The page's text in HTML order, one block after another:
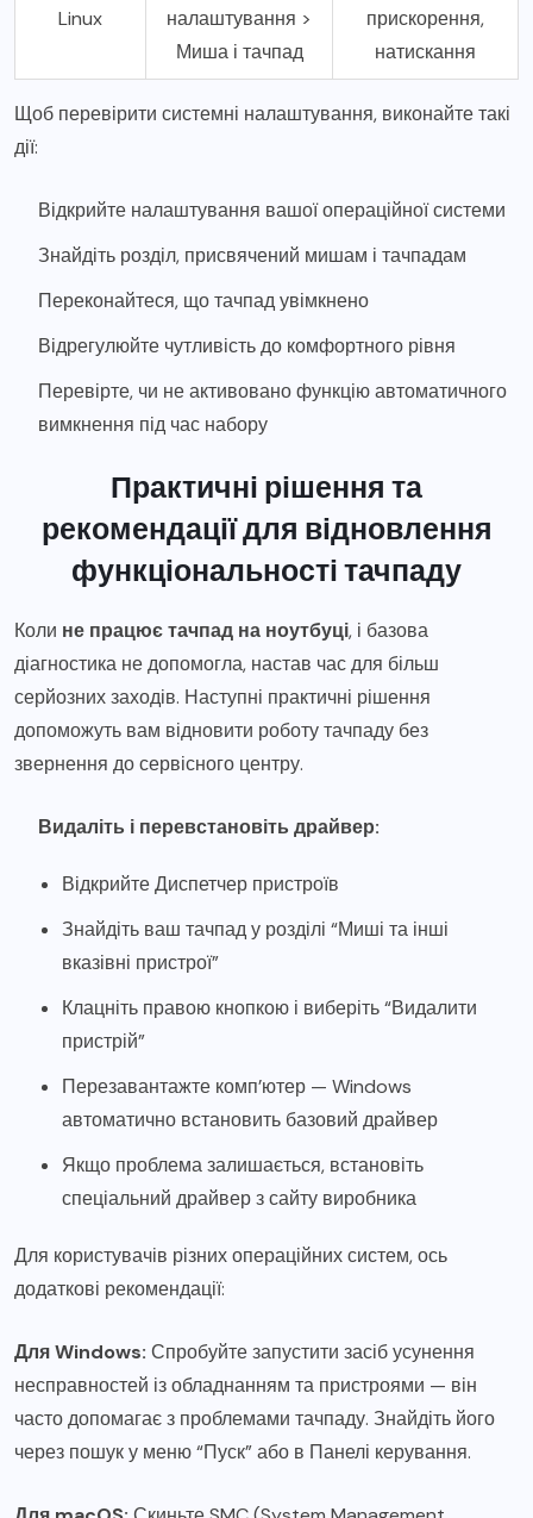
Linux
налаштування >
Миша і тачпад
прискорення,
натискання
Щоб перевірити системні налаштування, виконайте такі
дії:
Відкрийте налаштування вашої операційної системи
Знайдіть розділ, присвячений мишам і тачпадам
Переконайтеся, що тачпад увімкнено
Відрегулюйте чутливість до комфортного рівня
Перевірте, чи не активовано функцію автоматичного
вимкнення під час набору
Практичні рішення та
рекомендації для відновлення
функціональності тачпаду
Коли не працює тачпад на ноутбуці, і базова
діагностика не допомогла, настав час для більш
серйозних заходів. Наступні практичні рішення
допоможуть вам відновити роботу тачпаду без
звернення до сервісного центру.
Видаліть і перевстановіть драйвер:
Відкрийте Диспетчер пристроїв
Знайдіть ваш тачпад у розділі “Миші та інші
вказівні пристрої”
Клацніть правою кнопкою і виберіть “Видалити
пристрій”
Перезавантажте комп’ютер — Windows
автоматично встановить базовий драйвер
Якщо проблема залишається, встановіть
спеціальний драйвер з сайту виробника
Для користувачів різних операційних систем, ось
додаткові рекомендації:
Для Windows: Спробуйте запустити засіб усунення
несправностей із обладнанням та пристроями — він
часто допомагає з проблемами тачпаду. Знайдіть його
через пошук у меню “Пуск” або в Панелі керування.